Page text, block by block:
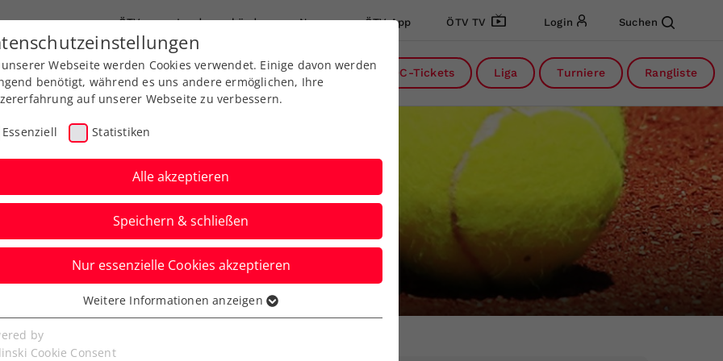
ÖTV Landesverbände News ÖTV App ÖTV TV Login Suchen
Ausbildungen Services Über uns DC-Tickets Liga Turniere Rangliste
Aktuelle News
Webseite werden Cookies verwendet. Einige davon werden
benötigt, während es uns andere ermöglichen, Ihre
auf unserer Webseite zu verbessern.
Essenziell Statistiken
Alle akzeptieren
Speichern & schließen
Nur essenzielle Cookies akzeptieren
Cookies werden für grundlegende Funktionen der
benötigt. Dadurch ist gewährleistet, dass die Webseite
Weitere Informationen anzeigen
by
Cookie Consent